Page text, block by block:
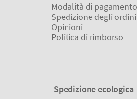
Modalità di pagamento
Spedizione degli ordini
Opinioni
Politica di rimborso
Spedizione ecologica